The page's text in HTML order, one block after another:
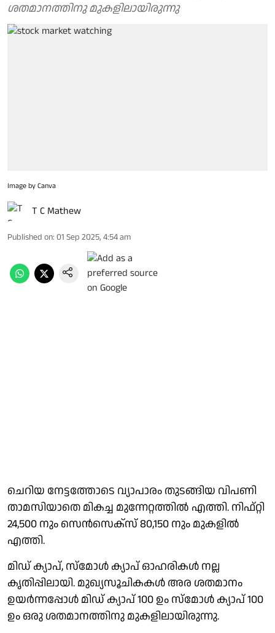
ശതമാനത്തിനു മുകളിലായിരുന്നു
Image by Canva
T C Mathew
Published on: 01 Sep 2025, 4:54 am
ചെറിയ നേട്ടത്തോടെ വ്യാപാരം തുടങ്ങിയ വിപണി
താമസിയാതെ മികച്ച മുന്നേറ്റത്തിൽ എത്തി. നിഫ്റ്റി
24,500 നും സെൻസെക്സ് 80,150 നും മുകളിൽ
എത്തി.
മിഡ് ക്യാപ്, സ്മോൾ ക്യാപ് ഓഹരികൾ നല്ല
കൃതിപ്പിലായി. മുഖ്യസൂചികകൾ അര ശതമാനം
ഉയർന്നപ്പോൾ മിഡ് ക്യാപ് 100 ഉം സ്മോൾ ക്യാപ് 100
ഉം ഒരു ശതമാനത്തിനു മുകളിലായിരുന്നു.